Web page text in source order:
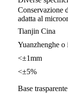
Conservazione
adatta al
Tianjin Cina
Yuanzhenghe
<±1mm
<±5%
Base